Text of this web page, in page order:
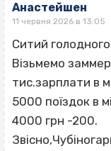
Анастейшен
11 червня 2026 в 13:05
Ситий голодного
Візьмемо
тис.зарплати в
5000 поїздок в
4000 грн -200.